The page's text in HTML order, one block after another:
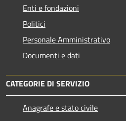
Enti e fondazioni
Politici
Personale Amministrativo
Documenti e dati
CATEGORIE DI SERVIZIO
Anagrafe e stato civile